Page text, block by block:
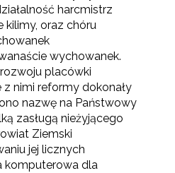
harcmistrz
kilimy, oraz chóru
wychowanek.
placówki
nimi reformy dokonały
nazwę na Państwowy
zasługą nieżyjącego
Ziemski
jej licznych
komputerowa dla